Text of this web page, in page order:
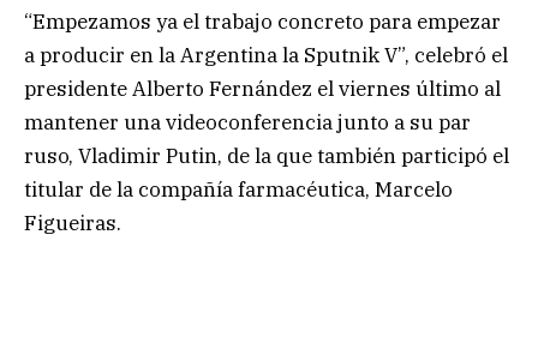
“Empezamos ya el trabajo concreto para empezar
a producir en la Argentina la Sputnik V”, celebró el
presidente Alberto Fernández el viernes último al
mantener una videoconferencia junto a su par
ruso, Vladimir Putin, de la que también participó el
titular de la compañía farmacéutica, Marcelo
Figueiras.